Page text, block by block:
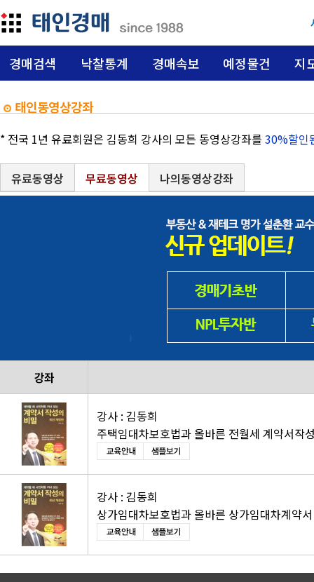
경매검색 낙찰통계 경매속보 예정물건 지
태인동영상강좌
* 전국 1년 유료회원은 김동희 강사의 모든 동영상강좌를 30%할인
유료동영상 무료동영상 나의동영상강좌
강좌
강사 : 김동희
주택임대차보호법과 올바른 전월세 계약서작
강사 : 김동희
상가임대차보호법과 올바른 상가임대차계약